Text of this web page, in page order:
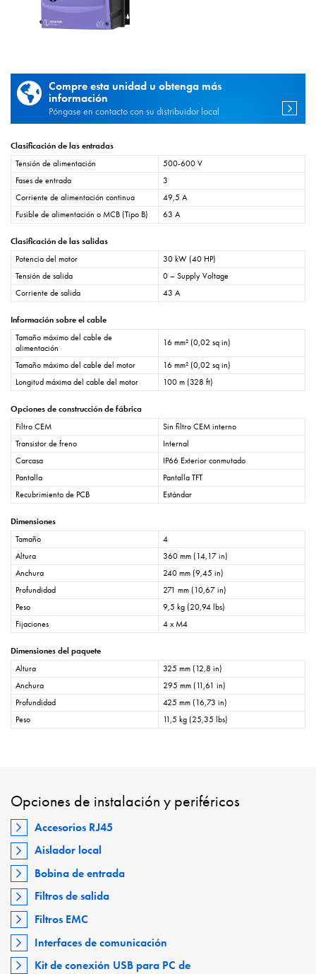
Compre esta unidad u obtenga más
información
Póngase en contacto con su distribuidor local
Clasificación de las entradas
Tensión de alimentación
500-600 V
Fases de entrada
3
Corriente de alimentación continua
49,5 A
Fusible de alimentación o MCB (Tipo B)
63 A
Clasificación de las salidas
Potencia del motor
30 kW (40 HP)
Tensión de salida
0 – Supply Voltage
Corriente de salida
43 A
Información sobre el cable
Tamaño máximo del cable de
alimentación
16 mm² (0,02 sq in)
Tamaño máximo del cable del motor
16 mm² (0,02 sq in)
Longitud máxima del cable del motor
100 m (328 ft)
Opciones de construcción de fábrica
Filtro CEM
Sin filtro CEM interno
Transistor de freno
Internal
Carcasa
IP66 Exterior conmutado
Pantalla
Pantalla TFT
Recubrimiento de PCB
Estándar
Dimensiones
Tamaño
4
Altura
360 mm (14,17 in)
Anchura
240 mm (9,45 in)
Profundidad
271 mm (10,67 in)
Peso
9,5 kg (20,94 lbs)
Fijaciones
4 x M4
Dimensiones del paquete
Altura
325 mm (12,8 in)
Anchura
295 mm (11,61 in)
Profundidad
425 mm (16,73 in)
Peso
11,5 kg (25,35 lbs)
Opciones de instalación y periféricos
Accesorios RJ45
Aislador local
Bobina de entrada
Filtros de salida
Filtros EMC
Interfaces de comunicación
Kit de conexión USB para PC de